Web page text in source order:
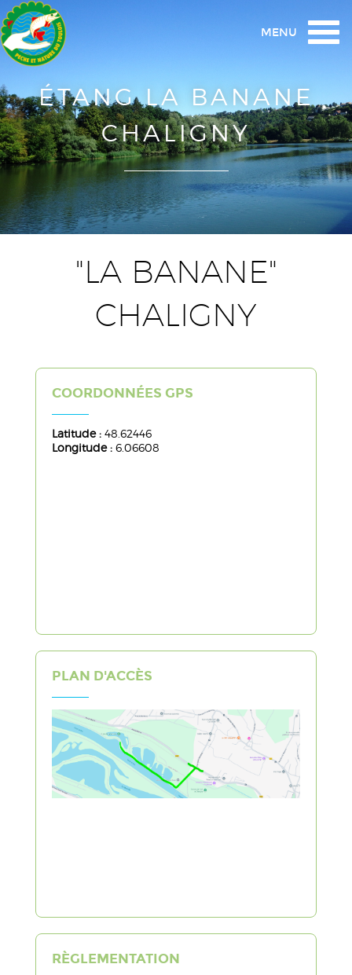
MENU
ÉTANG LA BANANE
CHALIGNY
"LA BANANE"
CHALIGNY
COORDONNÉES GPS
Latitude : 48.62446
Longitude : 6.06608
PLAN D'ACCÈS
RÈGLEMENTATION